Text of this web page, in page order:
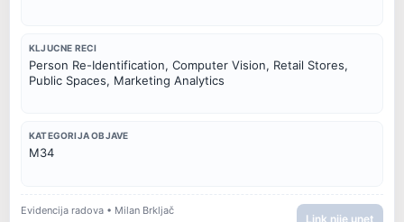
KLJUCNE RECI
Person Re-Identification, Computer Vision, Retail Stores,
Public Spaces, Marketing Analytics
KATEGORIJA OBJAVE
M34
Evidencija radova • Milan Brkljač
Link nije unet